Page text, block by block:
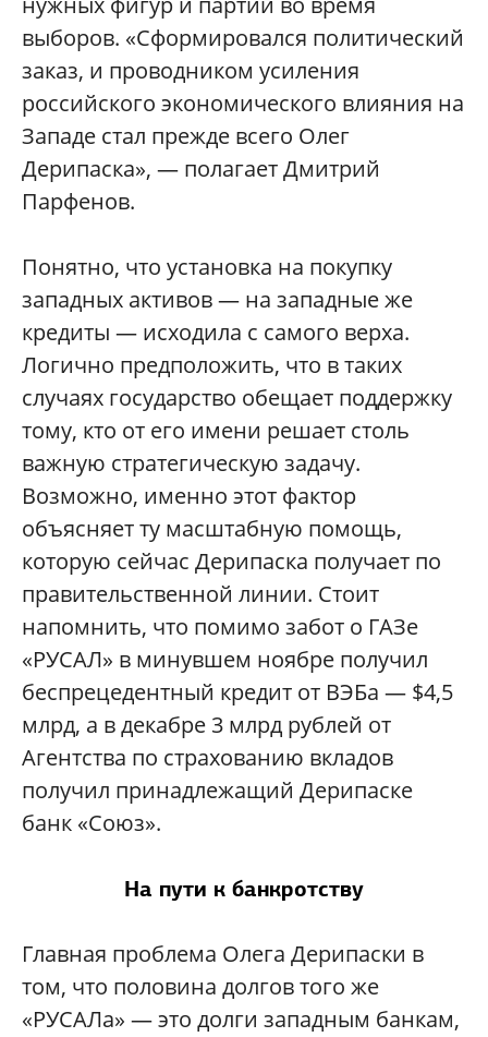
выборов. «Сформировался политический
заказ, и проводником усиления
российского экономического влияния на
Западе стал прежде всего Олег
Дерипаска», — полагает Дмитрий
Парфенов.
Понятно, что установка на покупку
западных активов — на западные же
кредиты — исходила с самого верха.
Логично предположить, что в таких
случаях государство обещает поддержку
тому, кто от его имени решает столь
важную стратегическую задачу.
Возможно, именно этот фактор
объясняет ту масштабную помощь,
которую сейчас Дерипаска получает по
правительственной линии. Стоит
напомнить, что помимо забот о ГАЗе
«РУСАЛ» в минувшем ноябре получил
беспрецедентный кредит от ВЭБа — $4,5
млрд, а в декабре 3 млрд рублей от
Агентства по страхованию вкладов
получил принадлежащий Дерипаске
банк «Союз».
На пути к банкротству
Главная проблема Олега Дерипаски в
том, что половина долгов того же
«РУСАЛа» — это долги западным банкам,